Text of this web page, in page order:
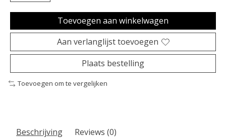
Toevoegen aan winkelwagen
Aan verlanglijst toevoegen
Plaats bestelling
Toevoegen om te vergelijken
Beschrijving Reviews (0)